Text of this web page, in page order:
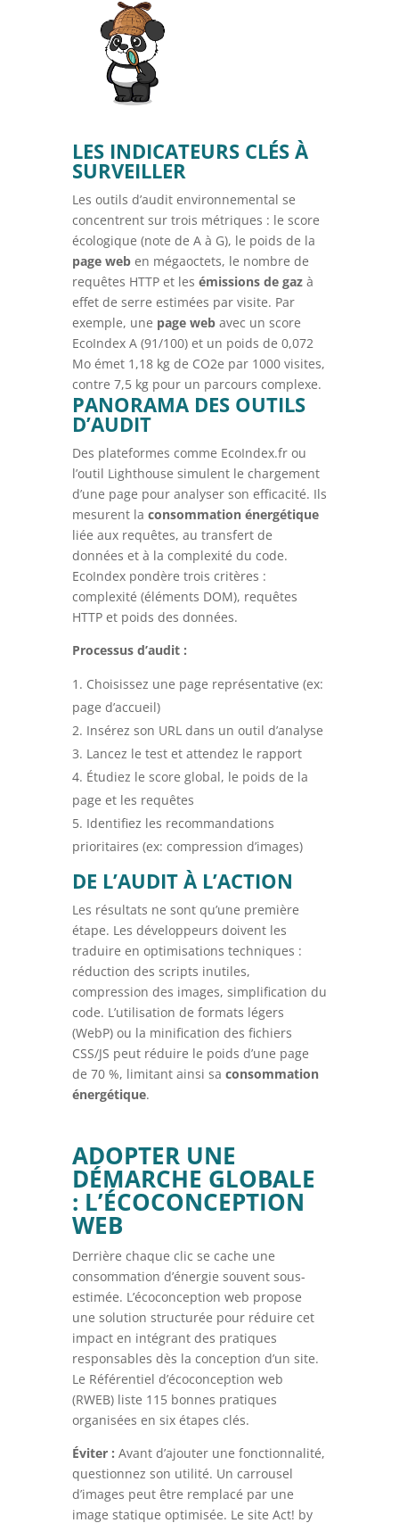
LES INDICATEURS CLÉS À
SURVEILLER
Les outils d’audit environnemental se
concentrent sur trois métriques : le score
écologique (note de A à G), le poids de la
page weben mégaoctets, le nombre de
requêtes HTTP et les émissions de gazà
effet de serre estimées par visite. Par
exemple, une page webavec un score
EcoIndex A (91/100) et un poids de 0,072
Mo émet 1,18 kg de CO2e par 1000 visites,
contre 7,5 kg pour un parcours complexe.
PANORAMA DES OUTILS
D’AUDIT
Des plateformes comme EcoIndex.fr ou
l’outil Lighthouse simulent le chargement
d’une page pour analyser son efficacité. Ils
mesurent la consommation énergétique
liée aux requêtes, au transfert de
données et à la complexité du code.
EcoIndex pondère trois critères :
complexité (éléments DOM), requêtes
HTTP et poids des données.
Processus d’audit :
Choisissez une page représentative (ex:
page d’accueil)
Insérez son URL dans un outil d’analyse
Lancez le test et attendez le rapport
Étudiez le score global, le poids de la
page et les requêtes
Identifiez les recommandations
prioritaires (ex: compression d’images)
DE L’AUDIT À L’ACTION
Les résultats ne sont qu’une première
étape. Les développeurs doivent les
traduire en optimisations techniques :
réduction des scripts inutiles,
compression des images, simplification du
code. L’utilisation de formats légers
(WebP) ou la minification des fichiers
CSS/JS peut réduire le poids d’une page
de 70 %, limitant ainsi sa consommation
énergétique.
ADOPTER UNE
DÉMARCHE GLOBALE
: L’ÉCOCONCEPTION
WEB
Derrière chaque clic se cache une
consommation d’énergie souvent sous-
estimée. L’écoconception web propose
une solution structurée pour réduire cet
impact en intégrant des pratiques
responsables dès la conception d’un site.
Le Référentiel d’écoconception web
(RWEB) liste 115 bonnes pratiques
organisées en six étapes clés.
Éviter : Avant d’ajouter une fonctionnalité,
questionnez son utilité. Un carrousel
d’images peut être remplacé par une
image statique optimisée. Le site Act! by